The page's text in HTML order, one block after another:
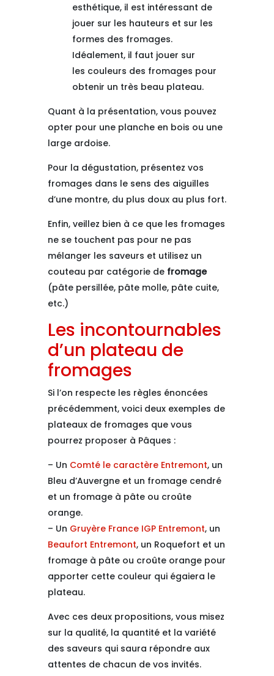
esthétique, il est intéressant de
jouer sur les hauteurs et sur les
formes des fromages.
Idéalement, il faut jouer sur
les couleurs des fromages pour
obtenir un très beau plateau.
Quant à la présentation, vous pouvez
opter pour une planche en bois ou une
large ardoise.
Pour la dégustation, présentez vos
fromages dans le sens des aiguilles
d’une montre, du plus doux au plus fort.
Enfin, veillez bien à ce que les fromages
ne se touchent pas pour ne pas
mélanger les saveurs et utilisez un
couteau par catégorie de fromage
(pâte persillée, pâte molle, pâte cuite,
etc.)
Les incontournables
d’un plateau de
fromages
Si l’on respecte les règles énoncées
précédemment, voici deux exemples de
plateaux de fromages que vous
pourrez proposer à Pâques :
– Un Comté le caractère Entremont, un
Bleu d’Auvergne et un fromage cendré
et un fromage à pâte ou croûte
orange.
– Un Gruyère France IGP Entremont, un
Beaufort Entremont, un Roquefort et un
fromage à pâte ou croûte orange pour
apporter cette couleur qui égaiera le
plateau.
Avec ces deux propositions, vous misez
sur la qualité, la quantité et la variété
des saveurs qui saura répondre aux
attentes de chacun de vos invités.